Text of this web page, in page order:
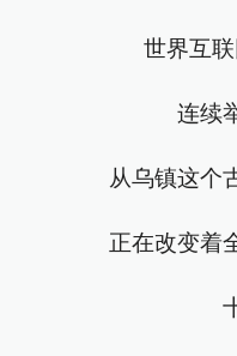
世界互
连续
从乌镇这个
正在改变着